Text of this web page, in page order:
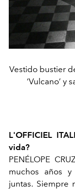
Vestido bustier
‘Vulcano’ y
L'OFFICIEL
vida?
PENÉLOPE
muchos años
juntas. Siempre